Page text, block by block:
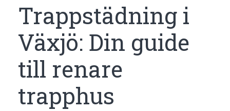
Trappstädning i
Växjö: Din guide
till renare
trapphus